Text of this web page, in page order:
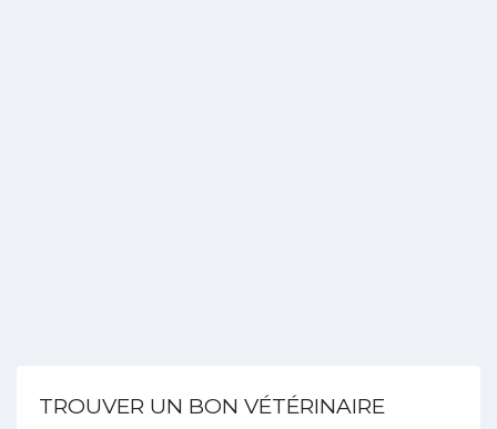
TROUVER UN BON VÉTÉRINAIRE